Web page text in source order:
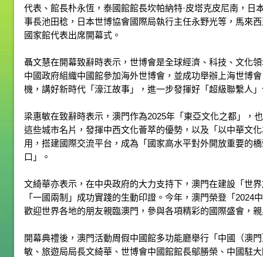
代表、館長朴永恆，泰國館館長坎帕納特·皮塔克皮尼南，日
事長池田稔，日本世博協會國際局執行主任永野光等，馬來
國家館代表出席開幕式。
聶文慧在開幕致辭時表示，世博會是全球經濟、科技、文化
中國政府組織中國館參加海外世博會，並成功舉辦上海世博
機，講好新時代「濠江故事」，進一步發揮好「超級聯繫人
梁惠敏在致辭時表示，澳門作為2025年「東亞文化之都」，
這些城市名片，發揮中西文化薈萃的優勢，以及「以中華文
用，搭建國際交流平台，成為「國家高水平對外開放重要的
口」。
文綺華亦表示，在中央政府的大力支持下，澳門在建設「世
「一國兩制」成功實踐的生動印證。今年，澳門榮登「2024
歡迎世界各地的朋友親臨澳門，參與各項精彩的國際盛會，
開幕典禮後，澳門活動周假中國館多功能廳舉行「中國（澳
敏、旅遊局局長文綺華、世博會中國館館長鄔勝榮、中國駐